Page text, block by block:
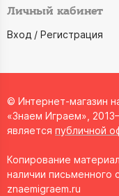
Личный кабинет
Вход / Регистрация
© Интернет-магазин
«Знаем Играем»,
является публичной
Копирование
наличии письменного
znaemigraem.ru